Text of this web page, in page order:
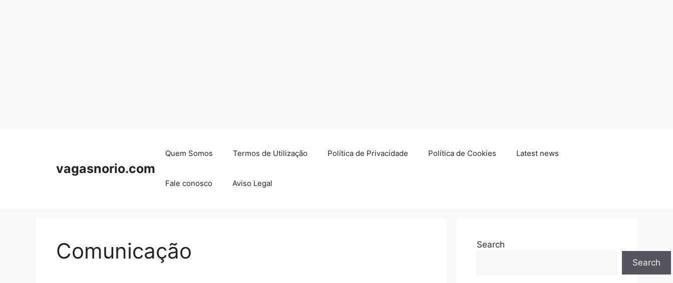
vagasnorio.com
Quem Somos Termos de Utilização Política de Privacidade Política de Cookies Latest news
Fale conosco Aviso Legal
Comunicação
Search
Search